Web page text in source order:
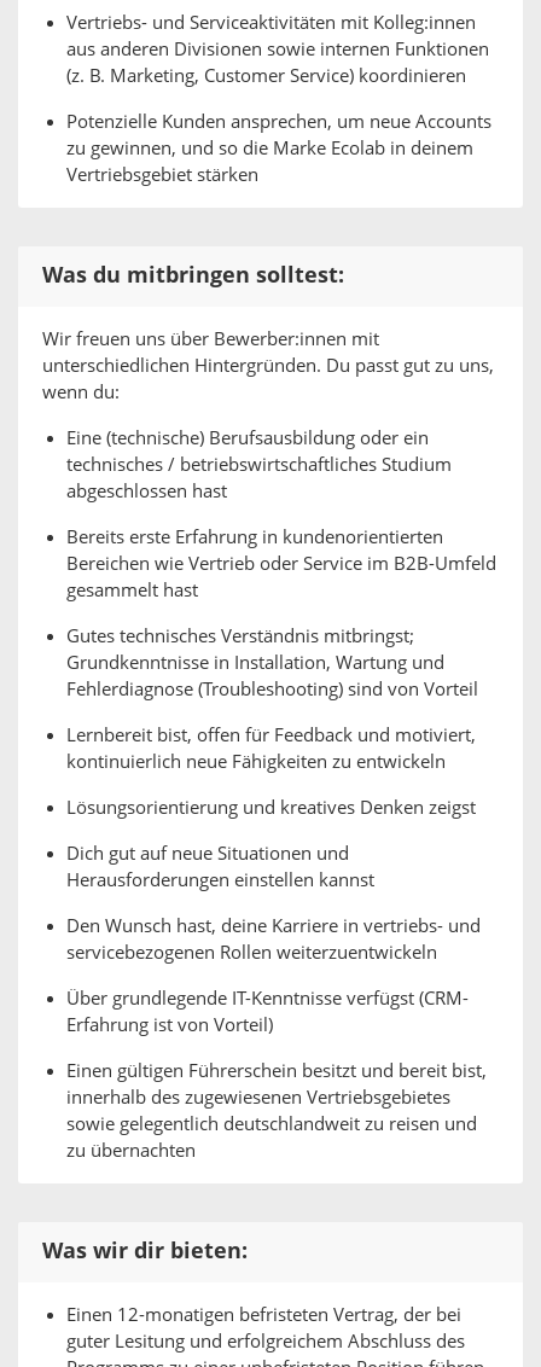
Vertriebs- und Serviceaktivitäten mit Kolleg:innen
aus anderen Divisionen sowie internen Funktionen
(z. B. Marketing, Customer Service) koordinieren
Potenzielle Kunden ansprechen, um neue Accounts
zu gewinnen, und so die Marke Ecolab in deinem
Vertriebsgebiet stärken
Was du mitbringen solltest:
Wir freuen uns über Bewerber:innen mit
unterschiedlichen Hintergründen. Du passt gut zu uns,
wenn du:
Eine (technische) Berufsausbildung oder ein
technisches / betriebswirtschaftliches Studium
abgeschlossen hast
Bereits erste Erfahrung in kundenorientierten
Bereichen wie Vertrieb oder Service im B2B-Umfeld
gesammelt hast
Gutes technisches Verständnis mitbringst;
Grundkenntnisse in Installation, Wartung und
Fehlerdiagnose (Troubleshooting) sind von Vorteil
Lernbereit bist, offen für Feedback und motiviert,
kontinuierlich neue Fähigkeiten zu entwickeln
Lösungsorientierung und kreatives Denken zeigst
Dich gut auf neue Situationen und
Herausforderungen einstellen kannst
Den Wunsch hast, deine Karriere in vertriebs- und
servicebezogenen Rollen weiterzuentwickeln
Über grundlegende IT-Kenntnisse verfügst (CRM-
Erfahrung ist von Vorteil)
Einen gültigen Führerschein besitzt und bereit bist,
innerhalb des zugewiesenen Vertriebsgebietes
sowie gelegentlich deutschlandweit zu reisen und
zu übernachten
Was wir dir bieten:
Einen 12-monatigen befristeten Vertrag, der bei
guter Lesitung und erfolgreichem Abschluss des